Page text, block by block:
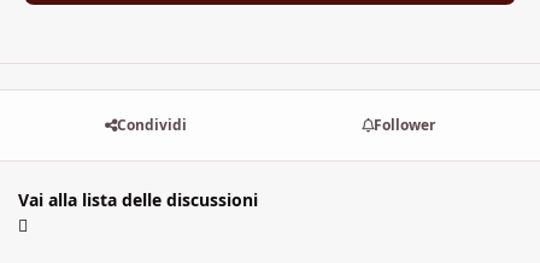
Condividi Follower
Vai alla lista delle discussioni